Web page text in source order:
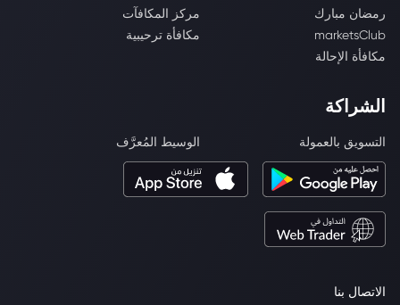
الاتصال بنا
رمضان مبارك
مركز المكافآت
marketsClub
مكافأة ترحيبية
مكافأة الإحالة
الشراكة
التسويق بالعمولة الوسيط المُعرَّف